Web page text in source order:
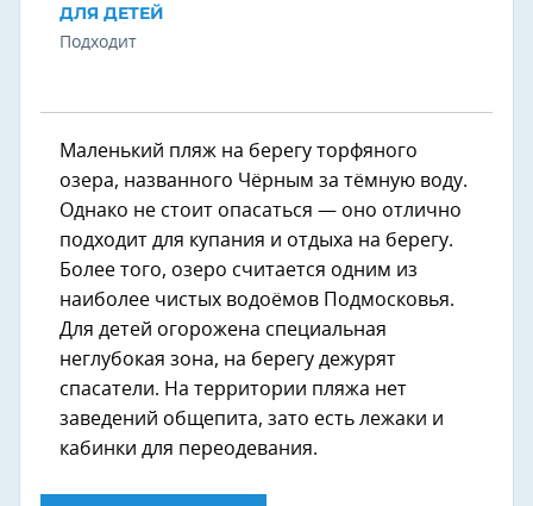
ДЛЯ ДЕТЕЙ
Подходит
Маленький пляж на берегу торфяного
озера, названного Чёрным за тёмную воду.
Однако не стоит опасаться — оно отлично
подходит для купания и отдыха на берегу.
Более того, озеро считается одним из
наиболее чистых водоёмов Подмосковья.
Для детей огорожена специальная
неглубокая зона, на берегу дежурят
спасатели. На территории пляжа нет
заведений общепита, зато есть лежаки и
кабинки для переодевания.